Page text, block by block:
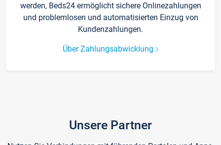
werden, Beds24 ermöglicht sichere Onlinezahlungen
und problemlosen und automatisierten Einzug von
Kundenzahlungen.
Über Zahlungsabwicklung
Unsere Partner